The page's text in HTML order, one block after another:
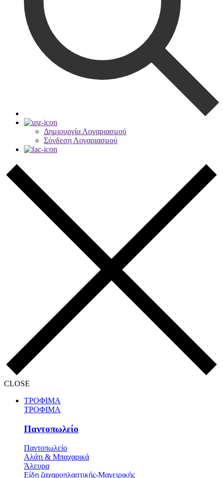
Δημιουργία Λογαριασμού
Σύνδεση Λογαριασμού
CLOSE
ΤΡΟΦΙΜΑ
ΤΡΟΦΙΜΑ
Παντοπωλείο
Παντοπωλείο
Αλάτι & Μπαχαρικά
Άλευρα
Είδη ζαχαροπλαστικής-Μαγειρικής